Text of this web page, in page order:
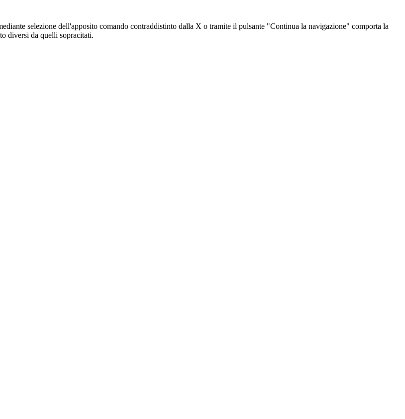
selezione dell'apposito comando contraddistinto dalla X o tramite il pulsante "Continua la navigazione" comporta la
diversi da quelli sopracitati.